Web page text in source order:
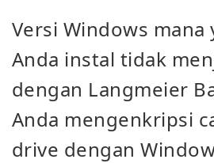
Versi Windows mana
Anda instal tidak
dengan Langmeier
Anda mengenkripsi
drive dengan